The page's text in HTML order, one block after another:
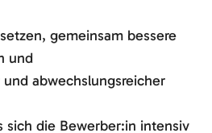
gemeinsam bessere
und
abwechslungsreicher
sich die Bewerber:in intensiv